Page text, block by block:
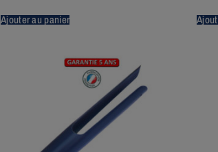
Ajouter au panier